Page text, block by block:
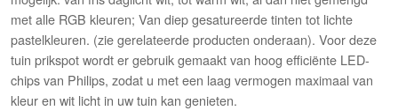
met alle RGB kleuren; Van diep gesatureerde tinten tot lichte
pastelkleuren. (zie gerelateerde producten onderaan). Voor deze
tuin prikspot wordt er gebruik gemaakt van hoog efficiënte LED-
chips van Philips, zodat u met een laag vermogen maximaal van
kleur en wit licht in uw tuin kan genieten.